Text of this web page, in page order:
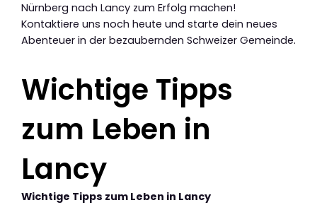
Nürnberg nach Lancy zum Erfolg machen!
Kontaktiere uns noch heute und starte dein neues
Abenteuer in der bezaubernden Schweizer Gemeinde.
Wichtige Tipps
zum Leben in
Lancy
Wichtige Tipps zum Leben in Lancy